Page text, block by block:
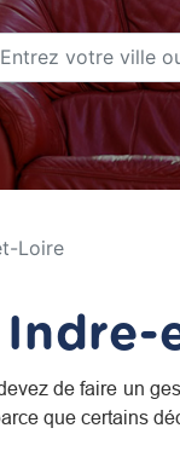
Loire
Indre-
de faire un
que certains